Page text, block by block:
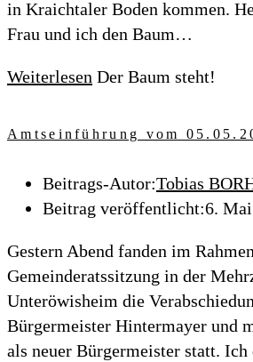
in Kraichtaler Boden kommen.
Frau und ich den Baum…
Weiterlesen Der Baum steht!
Amtseinführung vom
Beitrags-Autor:Tobias
Beitrag veröffentlicht:6.
Gestern Abend fanden im
Gemeinderatssitzung in der
Unteröwisheim die
Bürgermeister Hintermayer und
als neuer Bürgermeister statt. Ich